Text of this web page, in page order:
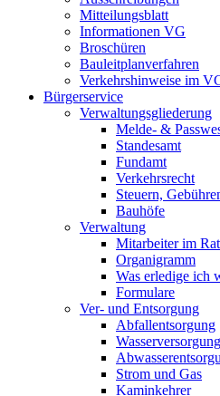
Mitteilungsblatt
Informationen VG
Broschüren
Bauleitplanverfahren
Verkehrshinweise im
Bürgerservice
Verwaltungsgliederung
Melde- &
Standesamt
Fundamt
Verkehrsrecht
Steuern,
Bauhöfe
Verwaltung
Mitarbeiter im
Organigramm
Was erledige ich
Formulare
Ver- und Entsorgung
Abfallentsorgung
Wasserversorgung
Strom und Gas
Kaminkehrer